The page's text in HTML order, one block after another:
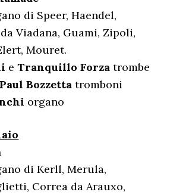
di Speer, Haendel,
Viadana, Guami, Zipoli,
Mouret.
eTranquillo Forza trombe
Paul Bozzetta tromboni
organo
di Kerll, Merula,
Correa da Arauxo,